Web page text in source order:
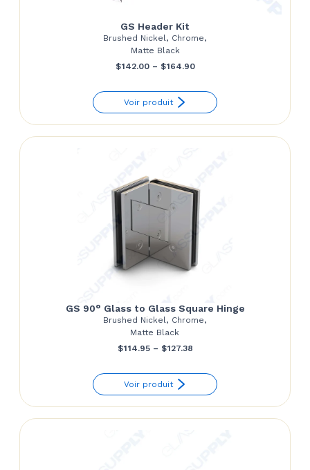
GS Header Kit
Brushed Nickel, Chrome,
Matte Black
$142.00 – $164.90Price
$142.00
through
Voir produit
GS 90° Glass to Glass Square Hinge
Brushed Nickel, Chrome,
Matte Black
$114.95 – $127.38Price
$114.95
through
Voir produit